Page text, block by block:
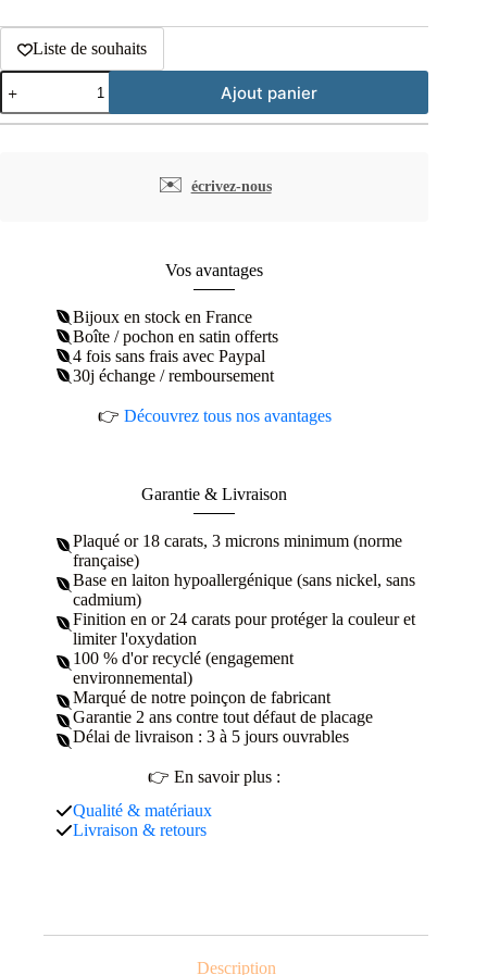
Liste de souhaits
quantité
de
Collier
Ajout panier
✉️ écrivez-nous
Vos avantages
Bijoux en stock en France
Boîte / pochon en satin offerts
4 fois sans frais avec Paypal
30j échange / remboursement
👉 Découvrez tous nos avantages
Garantie & Livraison
Plaqué or 18 carats, 3 microns minimum (norme
française)
Base en laiton hypoallergénique (sans nickel, sans
cadmium)
Finition en or 24 carats pour protéger la couleur et
limiter l'oxydation
100 % d'or recyclé (engagement
environnemental)
Marqué de notre poinçon de fabricant
Garantie 2 ans contre tout défaut de placage
Délai de livraison : 3 à 5 jours ouvrables
👉 En savoir plus :
Qualité & matériaux
Livraison & retours
Description